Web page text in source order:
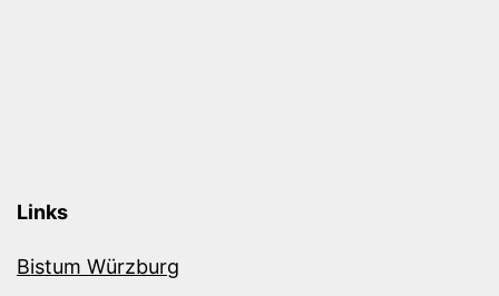
Links
Bistum Würzburg